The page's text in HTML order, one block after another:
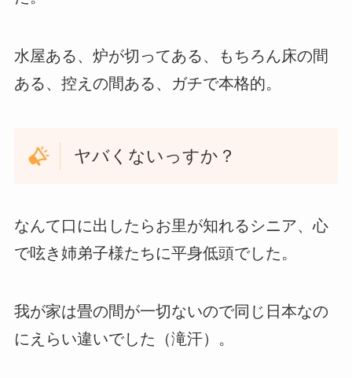
水屋ある、炉が切ってある、もちろん床の間
ある、控えの間ある、ガチで本格的。
ヤバくないっすか？
なんて口に出したらお里が知れるシニア、心
で呟き姉弟子様たちに平身低頭でした。
我が家は畳の間が一切ないので同じ日本なの
にえらい違いでした（滝汗）。